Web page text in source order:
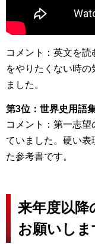
コメント：英文を
をやりたくない時
ました。
第3位：世界史用語
コメント：第一志
ていました。硬い表
た参考書です。
来年度以降
お願いしま